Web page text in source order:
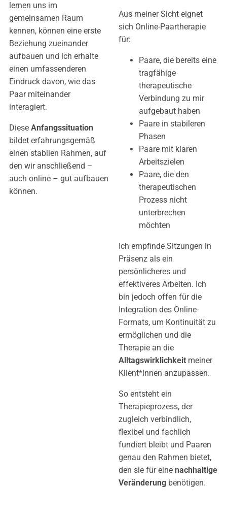
lernen uns im
gemeinsamen Raum
kennen, können eine erste
Beziehung zueinander
aufbauen und ich erhalte
einen umfassenderen
Eindruck davon, wie das
Paar miteinander
interagiert.
Diese Anfangssituation
bildet erfahrungsgemäß
einen stabilen Rahmen, auf
den wir anschließend –
auch online – gut aufbauen
können.
Aus meiner Sicht eignet
sich Online-Paartherapie
für:
Paare, die bereits eine
tragfähige
therapeutische
Verbindung zu mir
aufgebaut haben
Paare in stabileren
Phasen
Paare mit klaren
Arbeitszielen
Paare, die den
therapeutischen
Prozess nicht
unterbrechen
möchten
Ich empfinde Sitzungen in
Präsenz als ein
persönlicheres und
effektiveres Arbeiten. Ich
bin jedoch offen für die
Integration des Online-
Formats, um Kontinuität zu
ermöglichen und die
Therapie an die
Alltagswirklichkeit meiner
Klient*innen anzupassen.
So entsteht ein
Therapieprozess, der
zugleich verbindlich,
flexibel und fachlich
fundiert bleibt und Paaren
genau den Rahmen bietet,
den sie für eine nachhaltige
Veränderung benötigen.